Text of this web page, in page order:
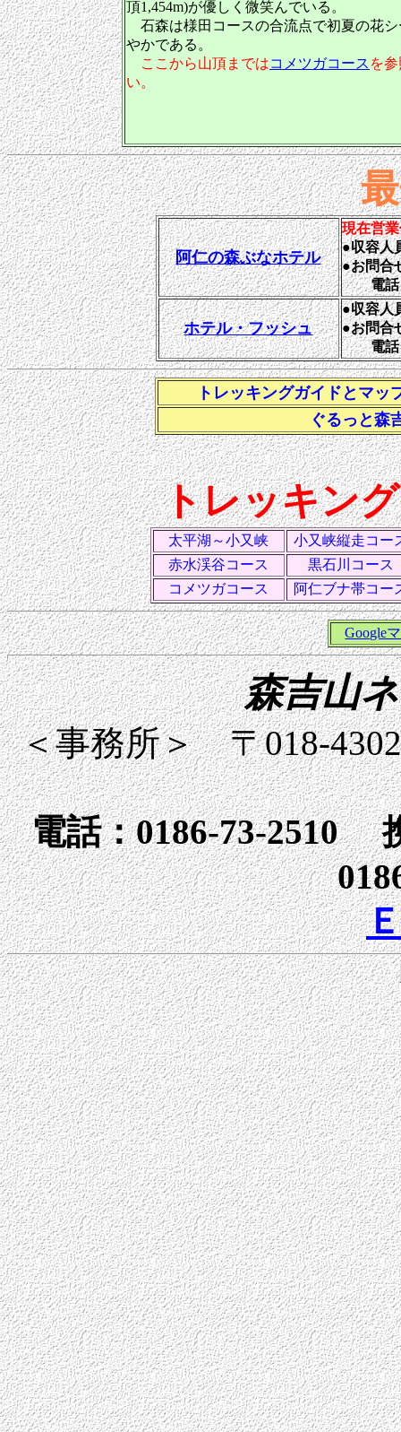
頂1,454m)が優しく微笑んでいる。
石森は様田コースの合流点で初夏の花
やかである。
ここから山頂まではコメツガコース を
い。
阿仁の森ぶなホテル
現在営
●収容人
●お問合
電話：
ホテル・フッシュ
●収容
●お問合
電話：
トレッキングガイドとマッ
ぐるっと森
トレッキン
太平湖～小又峡
小又峡縦走コー
赤水渓谷コース
黒石川コース
コメツガコース
阿仁ブナ帯コー
Google
森吉山
＜事務所＞ 〒018-
電話：0186-73-2510